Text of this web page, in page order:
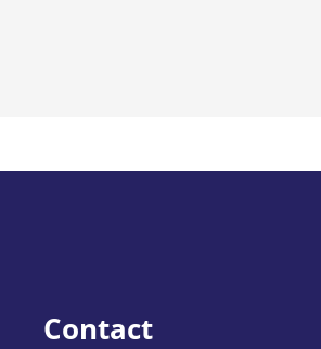
Contact